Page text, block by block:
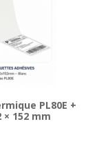
PL80E +
152 mm